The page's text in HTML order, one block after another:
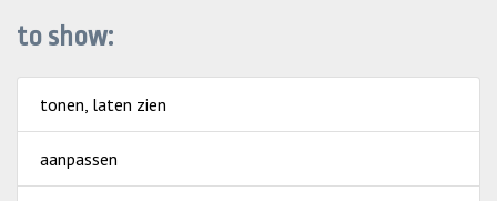
to show:
tonen, laten zien
aanpassen